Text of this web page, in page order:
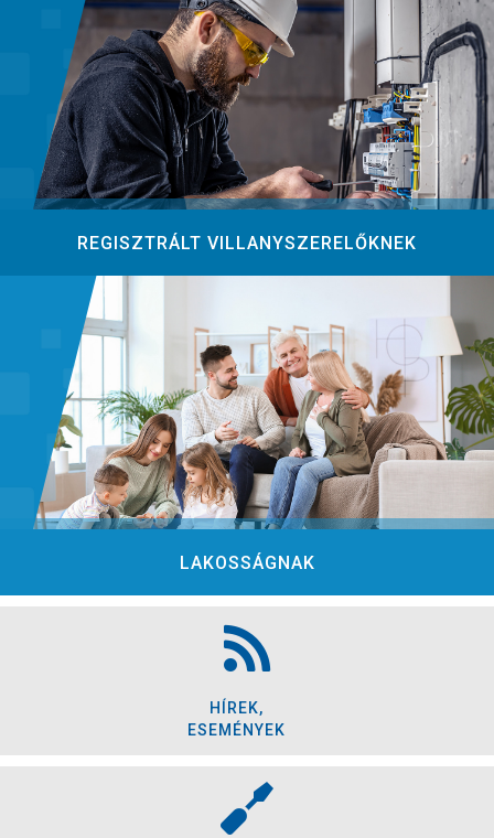
REGISZTRÁLT VILLANYSZERELŐKNEK
LAKOSSÁGNAK
HÍREK,
ESEMÉNYEK